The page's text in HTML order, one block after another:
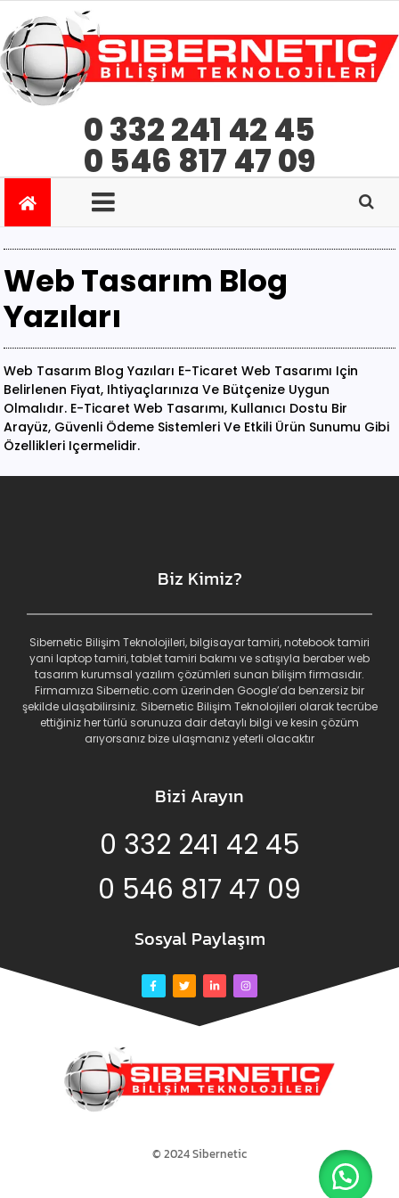
0 332 241 42 45
0 546 817 47 09
Web Tasarım Blog
Yazıları
Web Tasarım Blog Yazıları E-Ticaret Web Tasarımı Için
Belirlenen Fiyat, Ihtiyaçlarınıza Ve Bütçenize Uygun
Olmalıdır. E-Ticaret Web Tasarımı, Kullanıcı Dostu Bir
Arayüz, Güvenli Ödeme Sistemleri Ve Etkili Ürün Sunumu Gibi
Özellikleri Içermelidir.
Biz Kimiz?
Sibernetic Bilişim Teknolojileri, bilgisayar tamiri, notebook tamiri
yani laptop tamiri, tablet tamiri bakımı ve satışıyla beraber web
tasarım kurumsal yazılım çözümleri sunan bilişim firmasıdır.
Firmamıza Sibernetic.com üzerinden Google’da benzersiz bir
şekilde ulaşabilirsiniz. Sibernetic Bilişim Teknolojileri olarak tecrübe
ettiğiniz her türlü sorunuza dair detaylı bilgi ve kesin çözüm
arıyorsanız bize ulaşmanız yeterli olacaktır
Bizi Arayın
0 332 241 42 45
0 546 817 47 09
Sosyal Paylaşım
© 2024 Sibernetic